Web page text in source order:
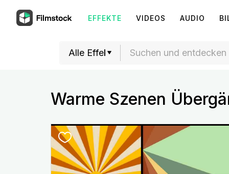
EFFEKTE VIDEOS AUDIO
Warme Szenen